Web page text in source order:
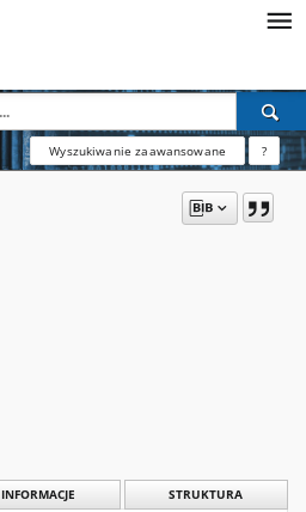
Wyszukiwanie zaawansowane ?
INFORMACJE STRUKTURA